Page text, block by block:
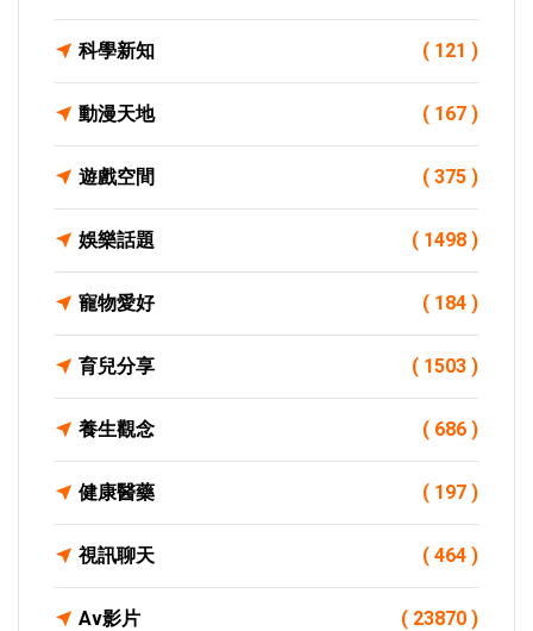
科學新知 ( 121 )
動漫天地 ( 167 )
遊戲空間 ( 375 )
娛樂話題 ( 1498 )
寵物愛好 ( 184 )
育兒分享 ( 1503 )
養生觀念 ( 686 )
健康醫藥 ( 197 )
視訊聊天 ( 464 )
Av影片 ( 23870 )